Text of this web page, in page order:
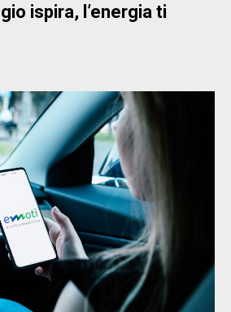
ispira, l’energia ti